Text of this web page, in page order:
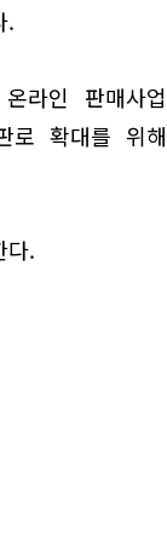
.
라인 판매사업
로 확대를 위해
다.